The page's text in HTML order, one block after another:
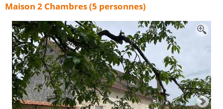
Maison 2 Chambres (5 personnes)